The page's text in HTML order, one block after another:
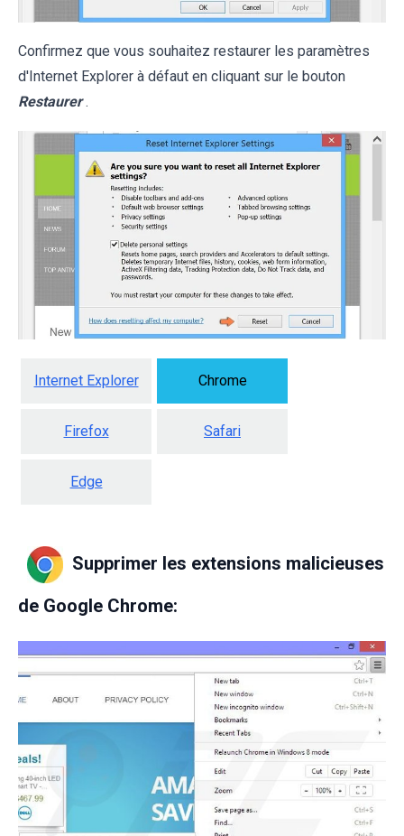
Confirmez que vous souhaitez restaurer les paramètres
d'Internet Explorer à défaut en cliquant sur le bouton
Restaurer .
Internet Explorer Chrome
Firefox Safari
Edge
Supprimer les extensions malicieuses
de Google Chrome: